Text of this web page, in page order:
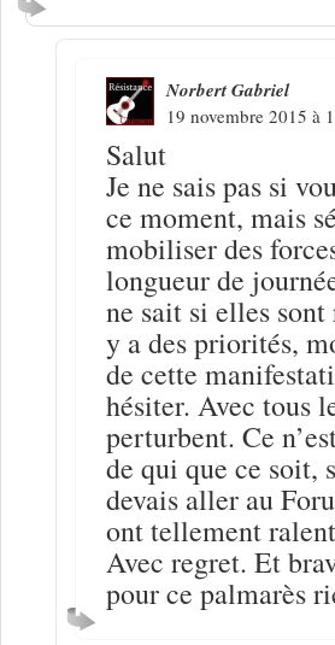
Norbert Gabriel
19 novembre 2015 à
Salut
Je ne sais pas si
ce moment, mais
mobiliser des
longueur de
ne sait si elles
y a des priorités,
de cette
hésiter. Avec tous
perturbent. Ce
de qui que ce soit,
devais aller au
ont tellement
Avec regret. Et
pour ce palmarès